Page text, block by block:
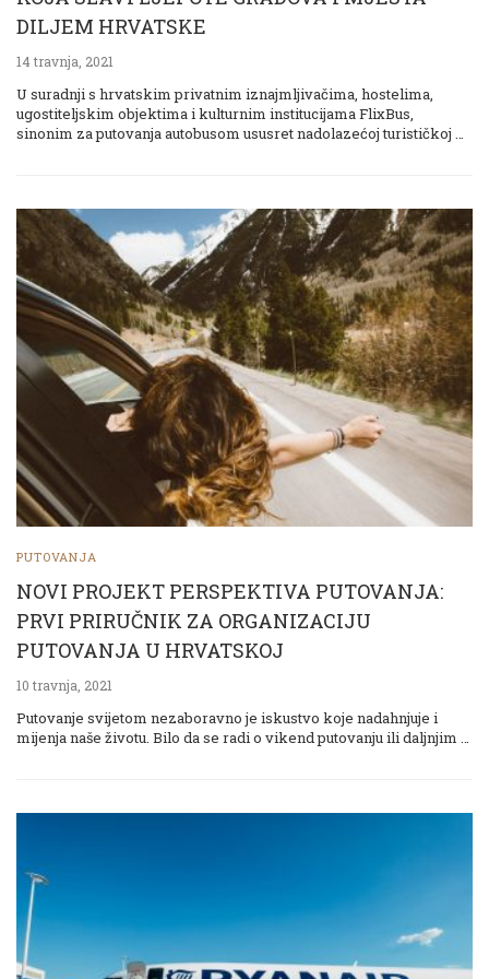
DILJEM HRVATSKE
14 travnja, 2021
U suradnji s hrvatskim privatnim iznajmljivačima, hostelima,
ugostiteljskim objektima i kulturnim institucijama FlixBus,
sinonim za putovanja autobusom ususret nadolazećoj turističkoj …
PUTOVANJA
NOVI PROJEKT PERSPEKTIVA PUTOVANJA:
PRVI PRIRUČNIK ZA ORGANIZACIJU
PUTOVANJA U HRVATSKOJ
10 travnja, 2021
Putovanje svijetom nezaboravno je iskustvo koje nadahnjuje i
mijenja naše životu. Bilo da se radi o vikend putovanju ili daljnjim …